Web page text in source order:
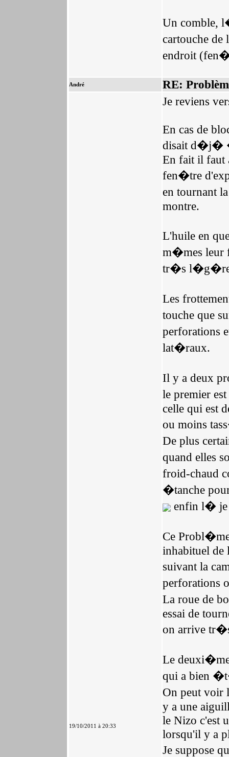
Un comble,
cartouche
endroit
André RE:
19/10/2011 à 20:33
Je reviens
En cas de
disait d�j�
En fait il faut
fen�tre
en tournant
montre.
L'huile en
m�mes leur
tr�s
Les
touche que
perforations
lat�raux.
Il y a deux
le premier
celle qui est
ou moins
De plus
quand elles
froid-chaud
�tanche
enfin l� je
Ce
inhabituel de
suivant la
perforations
La roue de
essai de
on arrive
Le
qui a bien
On peut voir
y a une
le Nizo c'est
lorsqu'il y a
Je suppose